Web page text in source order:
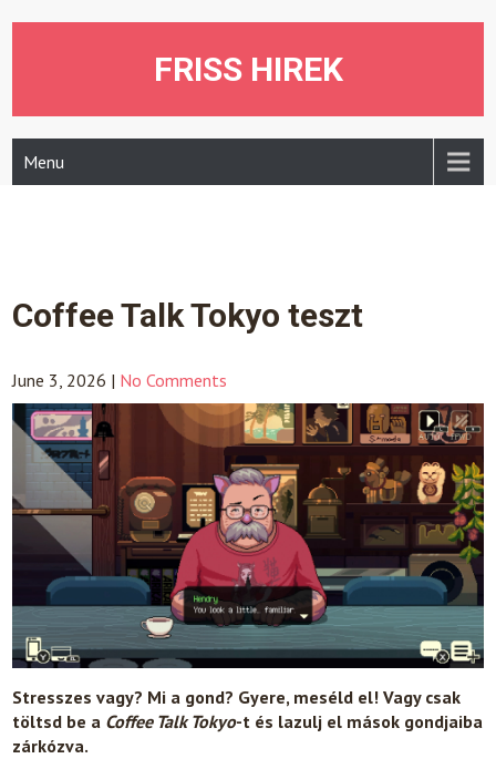
FRISS HIREK
Menu
Coffee Talk Tokyo teszt
June 3, 2026 | No Comments
Stresszes vagy? Mi a gond? Gyere, meséld el! Vagy csak
töltsd be a Coffee Talk Tokyo-t és lazulj el mások gondjaiba
zárkózva.